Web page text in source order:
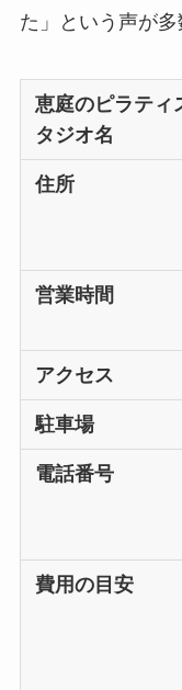
た」という声が多
恵庭のピラティ
タジオ名
住所
営業時間
アクセス
駐車場
電話番号
費用の目安